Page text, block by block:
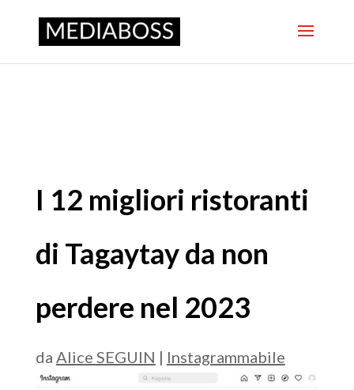
I 12 migliori ristoranti
di Tagaytay da non
perdere nel 2023
da Alice SEGUIN | Instagrammabile